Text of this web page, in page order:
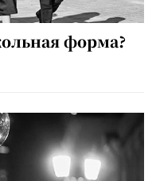
форма?